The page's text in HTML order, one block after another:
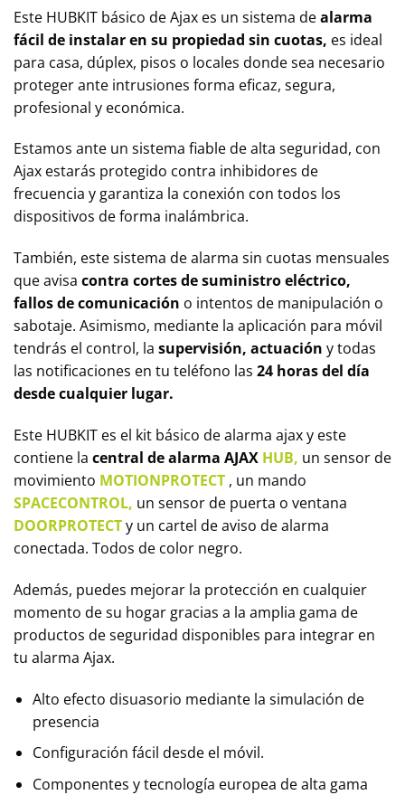
Este HUBKIT básico de Ajax es un sistema dealarma
fácil de instalar en su propiedad sin cuotas, es ideal
para casa, dúplex, pisos o locales donde sea necesario
proteger ante intrusiones forma eficaz, segura,
profesional y económica.
Estamos ante un sistema fiable de alta seguridad, con
Ajax estarás protegido contra inhibidores de
frecuencia y garantiza la conexión con todos los
dispositivos de forma inalámbrica.
También, este sistema de alarma sin cuotas mensuales
que avisa contra cortes de suministro eléctrico,
fallos de comunicación o intentos de manipulación o
sabotaje. Asimismo, mediante la aplicación para móvil
tendrás el control, la supervisión, actuación y todas
las notificaciones en tu teléfono las 24 horas del día
desde cualquier lugar.
Este HUBKIT es el kit básico de alarma ajax y este
contiene la central de alarma AJAX HUB, un sensor de
movimiento MOTIONPROTECT , un mando
SPACECONTROL, un sensor de puerta o ventana
DOORPROTECTy un cartel de aviso de alarma
conectada. Todos de color negro.
Además, puedes mejorar la protección en cualquier
momento de su hogar gracias a la amplia gama de
productos de seguridad disponibles para integrar en
tu alarma Ajax.
Alto efecto disuasorio mediante la simulación de
presencia
Configuración fácil desde el móvil.
Componentes y tecnología europea de alta gama